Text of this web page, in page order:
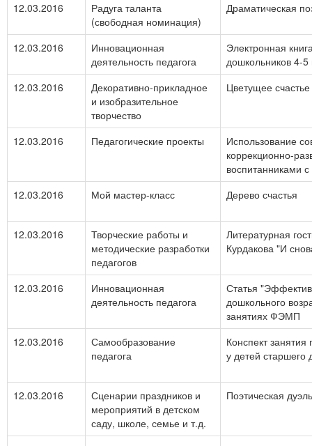
12.03.2016
Радуга таланта
(свободная номинация)
Драматическая
12.03.2016
Инновационная
деятельность педагога
Электронная
дошкольников 4-5
12.03.2016
Декоративно-прикладное
и изобразительное
творчество
Цветущее счастье
12.03.2016 Педагогические проекты
Использование
коррекционно-
воспитанниками
12.03.2016
Мой мастер-класс Дерево счастья
12.03.2016
Творческие работы и
методические разработки
педагогов
Литературная
Курдакова "И
12.03.2016
Инновационная
деятельность педагога
Статья
дошкольного
занятиях ФЭМП
12.03.2016
Самообразование
педагога
Конспект
у детей старшего
12.03.2016
Сценарии праздников и
мероприятий в детском
саду, школе, семье и т.д.
Поэтическая